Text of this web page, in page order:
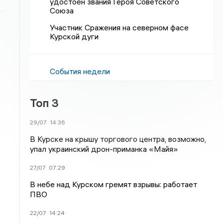
Союза
Участник Сражения на северном фасе
Курской дуги
События недели
Топ 3
29/07 14:36
В Курске на крышу торгового центра, возможно,
упал украинский дрон-приманка «Майя»
27/07 07:29
В небе над Курском гремят взрывы: работает
ПВО
22/07 14:24